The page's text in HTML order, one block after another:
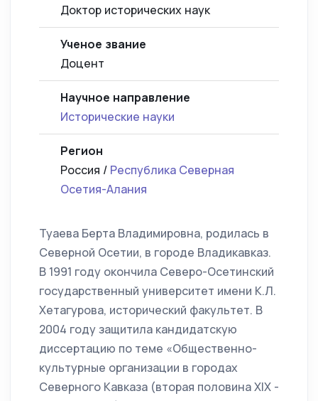
Доктор исторических наук
Ученое звание
Доцент
Научное направление
Исторические науки
Регион
Россия / Республика Северная
Осетия-Алания
Туаева Берта Владимировна, родилась в
Северной Осетии, в городе Владикавказ.
В 1991 году окончила Северо-Осетинский
государственный университет имени К.Л.
Хетагурова, исторический факультет. В
2004 году защитила кандидатскую
диссертацию по теме «Общественно-
культурные организации в городах
Северного Кавказа (вторая половина XIX -